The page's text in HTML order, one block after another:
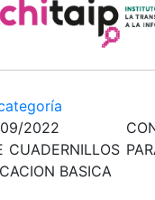
09/2022
CUADERNILLOS
BASICA